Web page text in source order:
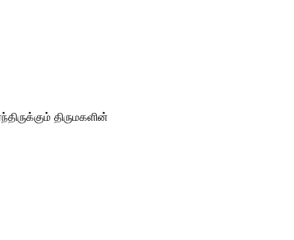
திருமகளின்